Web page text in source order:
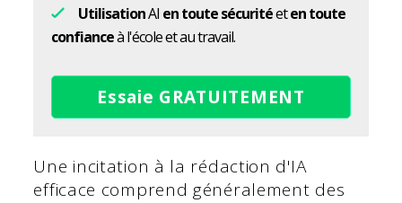
UtilisationAI en toute sécuritéeten toute
confianceà l'école et au travail.
Essaie GRATUITEMENT
Une incitation à la rédaction d'IA
efficace comprend généralement des